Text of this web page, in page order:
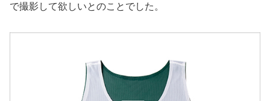
で撮影して欲しいとのことでした。